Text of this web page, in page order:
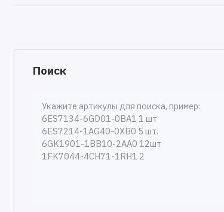
Поиск